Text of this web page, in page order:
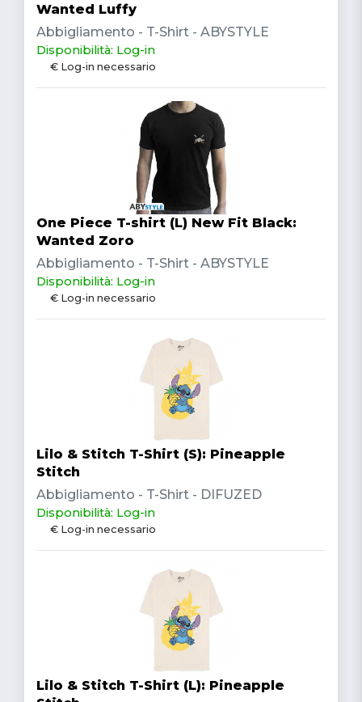
Wanted Luffy
Abbigliamento - T-Shirt - ABYSTYLE
Disponibilità: Log-in
€ Log-in necessario
One Piece T-shirt (L) New Fit Black:
Wanted Zoro
Abbigliamento - T-Shirt - ABYSTYLE
Disponibilità: Log-in
€ Log-in necessario
Lilo & Stitch T-Shirt (S): Pineapple
Stitch
Abbigliamento - T-Shirt - DIFUZED
Disponibilità: Log-in
€ Log-in necessario
Lilo & Stitch T-Shirt (L): Pineapple